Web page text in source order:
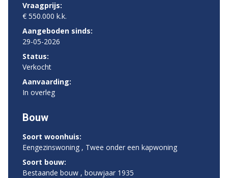
Vraagprijs:
€ 550.000 k.k.
Aangeboden sinds:
29-05-2026
Status:
Verkocht
Aanvaarding:
In overleg
Bouw
Soort woonhuis:
Eengezinswoning , Twee onder een kapwoning
Soort bouw:
Bestaande bouw , bouwjaar 1935